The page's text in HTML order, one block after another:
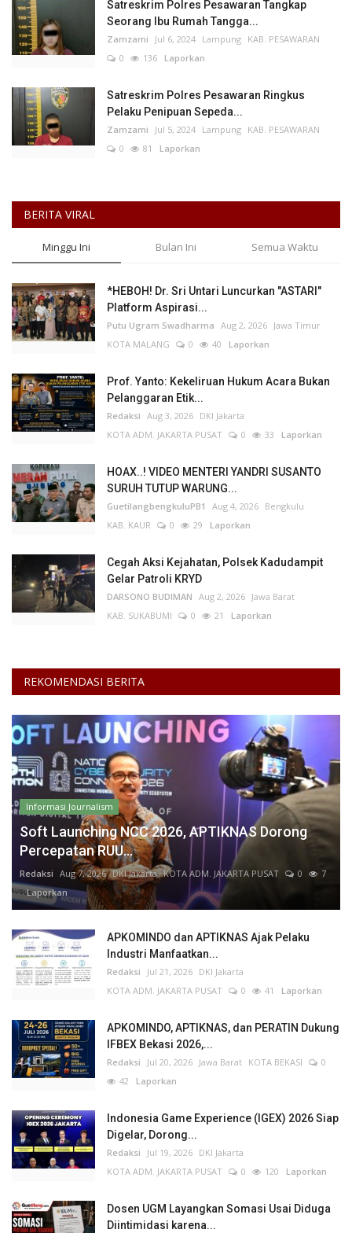
Satreskrim Polres Pesawaran Tangkap
Seorang Ibu Rumah Tangga...
Zamzami Jul 6, 2024 Lampung KAB. PESAWARAN
0
136 Laporkan
Satreskrim Polres Pesawaran Ringkus
Pelaku Penipuan Sepeda...
Zamzami Jul 5, 2024 Lampung KAB. PESAWARAN
0
81 Laporkan
BERITA VIRAL
Minggu Ini Bulan Ini Semua Waktu
*HEBOH! Dr. Sri Untari Luncurkan "ASTARI"
Platform Aspirasi...
Putu Ugram Swadharma Aug 2, 2026 Jawa Timur
KOTA MALANG
0 40 Laporkan
Prof. Yanto: Kekeliruan Hukum Acara Bukan
Pelanggaran Etik...
Redaksi Aug 3, 2026 DKI Jakarta
KOTA ADM. JAKARTA PUSAT
0 33 Laporkan
HOAX..! VIDEO MENTERI YANDRI SUSANTO
SURUH TUTUP WARUNG...
GuetilangbengkuluPB1 Aug 4, 2026 Bengkulu
KAB. KAUR
0 29 Laporkan
Cegah Aksi Kejahatan, Polsek Kadudampit
Gelar Patroli KRYD
DARSONO BUDIMAN Aug 2, 2026 Jawa Barat
KAB. SUKABUMI
0 21 Laporkan
REKOMENDASI BERITA
Informasi Journalism
Soft Launching NCC 2026, APTIKNAS Dorong
Percepatan RUU...
Redaksi Aug 7, 2026 DKI Jakarta KOTA ADM. JAKARTA PUSAT 0
7
Laporkan
APKOMINDO dan APTIKNAS Ajak Pelaku
Industri Manfaatkan...
Redaksi Jul 21, 2026 DKI Jakarta
KOTA ADM. JAKARTA PUSAT
0 41 Laporkan
APKOMINDO, APTIKNAS, dan PERATIN Dukung
IFBEX Bekasi 2026,...
Redaksi Jul 20, 2026 Jawa Barat KOTA BEKASI
0
42 Laporkan
Indonesia Game Experience (IGEX) 2026 Siap
Digelar, Dorong...
Redaksi Jul 19, 2026 DKI Jakarta
KOTA ADM. JAKARTA PUSAT
0 120 Laporkan
Dosen UGM Layangkan Somasi Usai Diduga
Diintimidasi karena...